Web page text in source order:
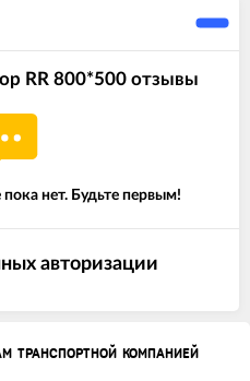
RR 800*500 отзывы
нет. Будьте первым!
авторизации
ТРАНСПОРТНОЙ КОМПАНИЕЙ